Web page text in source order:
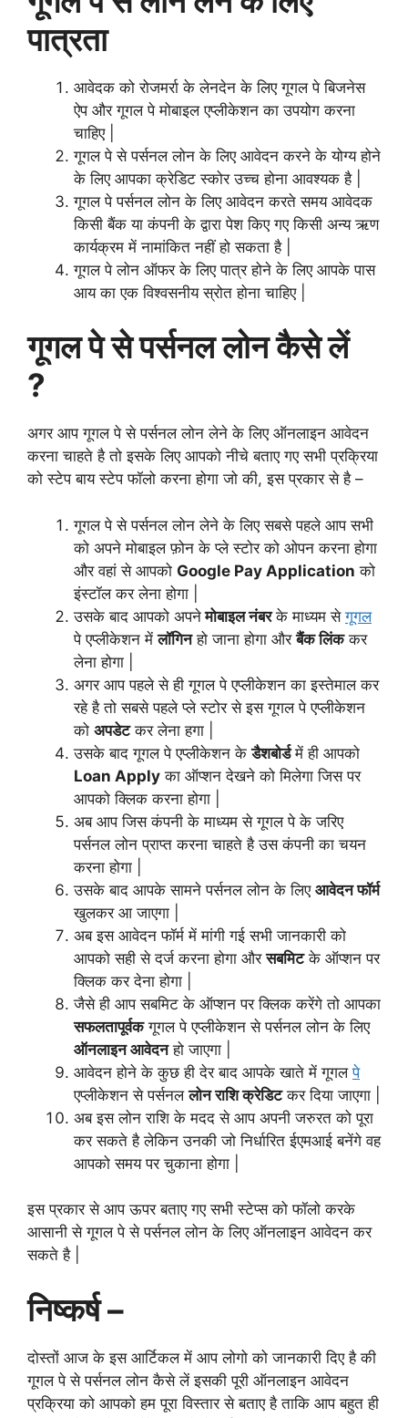
पात्रता
आवेदक को रोजमर्रा के लेनदेन के लिए गूगल पे बिजनेस
ऐप और गूगल पे मोबाइल एप्लीकेशन का उपयोग करना
चाहिए |
गूगल पे से पर्सनल लोन के लिए आवेदन करने के योग्य होने
के लिए आपका क्रेडिट स्कोर उच्च होना आवश्यक है |
गूगल पे पर्सनल लोन के लिए आवेदन करते समय आवेदक
किसी बैंक या कंपनी के द्वारा पेश किए गए किसी अन्य ऋण
कार्यक्रम में नामांकित नहीं हो सकता है |
गूगल पे लोन ऑफर के लिए पात्र होने के लिए आपके पास
आय का एक विश्वसनीय स्रोत होना चाहिए |
गूगल पे से पर्सनल लोन कैसे लें
?
अगर आप गूगल पे से पर्सनल लोन लेने के लिए ऑनलाइन आवेदन
करना चाहते है तो इसके लिए आपको नीचे बताए गए सभी प्रक्रिया
को स्टेप बाय स्टेप फॉलो करना होगा जो की, इस प्रकार से है –
गूगल पे से पर्सनल लोन लेने के लिए सबसे पहले आप सभी
को अपने मोबाइल फ़ोन के प्ले स्टोर को ओपन करना होगा
और वहां से आपको Google Pay Application को
इंस्टॉल कर लेना होगा |
उसके बाद आपको अपनेमोबाइल नंबरके माध्यम सेगूगल
पे एप्लीकेशन मेंलॉगिनहो जाना होगा औरबैंक लिंककर
लेना होगा |
अगर आप पहले से ही गूगल पे एप्लीकेशन का इस्तेमाल कर
रहे है तो सबसे पहले प्ले स्टोर से इस गूगल पे एप्लीकेशन
को अपडेटकर लेना हगा |
उसके बाद गूगल पे एप्लीकेशन केडैशबोर्डमें ही आपको
Loan Apply का ऑप्शन देखने को मिलेगा जिस पर
आपको क्लिक करना होगा |
अब आप जिस कंपनी के माध्यम से गूगल पे के जरिए
पर्सनल लोन प्राप्त करना चाहते है उस कंपनी का चयन
करना होगा |
उसके बाद आपके सामने पर्सनल लोन के लिए आवेदन फॉर्म
खुलकर आ जाएगा |
अब इस आवेदन फॉर्म में मांगी गई सभी जानकारी को
आपको सही से दर्ज करना होगा औरसबमिटके ऑप्शन पर
क्लिक कर देना होगा |
जैसे ही आप सबमिट के ऑप्शन पर क्लिक करेंगे तो आपका
सफलतापूर्वकगूगल पे एप्लीकेशन से पर्सनल लोन के लिए
ऑनलाइन आवेदनहो जाएगा |
आवेदन होने के कुछ ही देर बाद आपके खाते में गूगलपे
एप्लीकेशन से पर्सनललोन राशि क्रेडिटकर दिया जाएगा |
अब इस लोन राशि के मदद से आप अपनी जरुरत को पूरा
कर सकते है लेकिन उनकी जो निर्धारित ईएमआई बनेंगे वह
आपको समय पर चुकाना होगा |
इस प्रकार से आप ऊपर बताए गए सभी स्टेप्स को फॉलो करके
आसानी से गूगल पे से पर्सनल लोन के लिए ऑनलाइन आवेदन कर
सकते है |
निष्कर्ष –
दोस्तों आज के इस आर्टिकल में आप लोगो को जानकारी दिए है की
गूगल पे से पर्सनल लोन कैसे लें इसकी पूरी ऑनलाइन आवेदन
प्रक्रिया को आपको हम पूरा विस्तार से बताए है ताकि आप बहुत ही